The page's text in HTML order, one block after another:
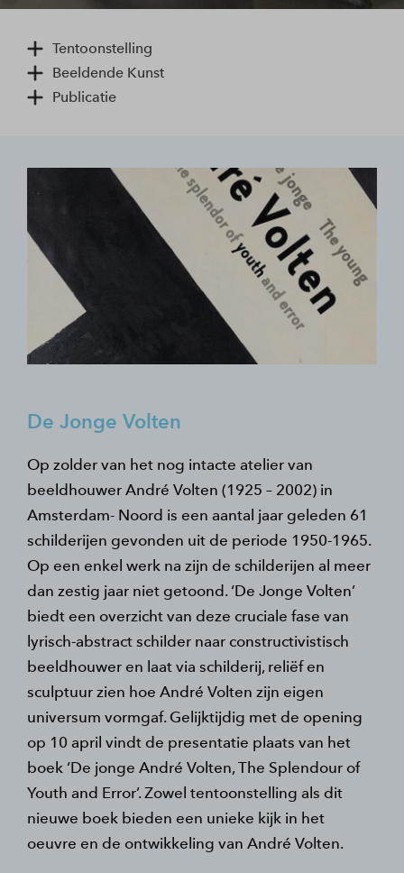
Tentoonstelling
Beeldende Kunst
Publicatie
De Jonge Volten
Op zolder van het nog intacte atelier van
beeldhouwer André Volten (1925 – 2002) in
Amsterdam- Noord is een aantal jaar geleden 61
schilderijen gevonden uit de periode 1950-1965.
Op een enkel werk na zijn de schilderijen al meer
dan zestig jaar niet getoond. ‘De Jonge Volten’
biedt een overzicht van deze cruciale fase van
lyrisch-abstract schilder naar constructivistisch
beeldhouwer en laat via schilderij, reliëf en
sculptuur zien hoe André Volten zijn eigen
universum vormgaf. Gelijktijdig met de opening
op 10 april vindt de presentatie plaats van het
boek ‘De jonge André Volten, The Splendour of
Youth and Error’. Zowel tentoonstelling als dit
nieuwe boek bieden een unieke kijk in het
oeuvre en de ontwikkeling van André Volten.